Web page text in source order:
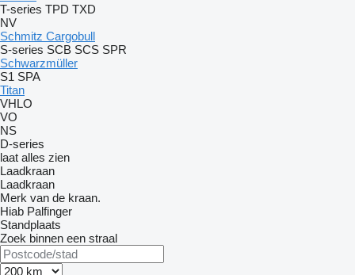
T-series TPD TXD
NV
Schmitz Cargobull
S-series SCB SCS SPR
Schwarzmüller
S1 SPA
Titan
VHLO
VO
NS
D-series
laat alles zien
Laadkraan
Laadkraan
Merk van de kraan.
Hiab Palfinger
Standplaats
Zoek binnen een straal